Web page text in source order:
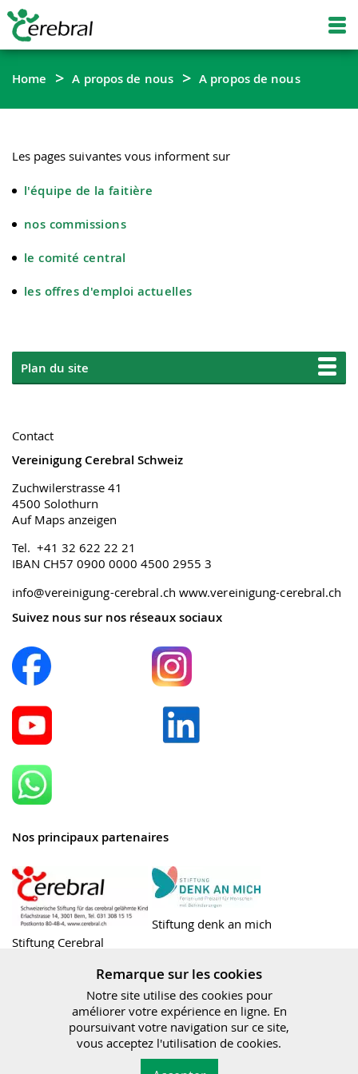
Home A propos de nous A propos de nous
Les pages suivantes vous informent sur
l'équipe de la faitière
nos commissions
le comité central
les offres d'emploi actuelles
Plan du site
Contact
Vereinigung Cerebral Schweiz
Zuchwilerstrasse 41
4500 Solothurn
Auf Maps anzeigen
Tel. +41 32 622 22 21
IBAN CH57 0900 0000 4500 2955 3
info@vereinigung-cerebral.ch www.vereinigung-cerebral.ch
Suivez nous sur nos réseaux sociaux
Nos principaux partenaires
Stiftung Cerebral
Stiftung denk an mich
Bundesamt für
Sozialversicherungen
Remarque sur les cookies
Notre site utilise des cookies pour
améliorer votre expérience en ligne. En
poursuivant votre navigation sur ce site,
vous acceptez l'utilisation de cookies.